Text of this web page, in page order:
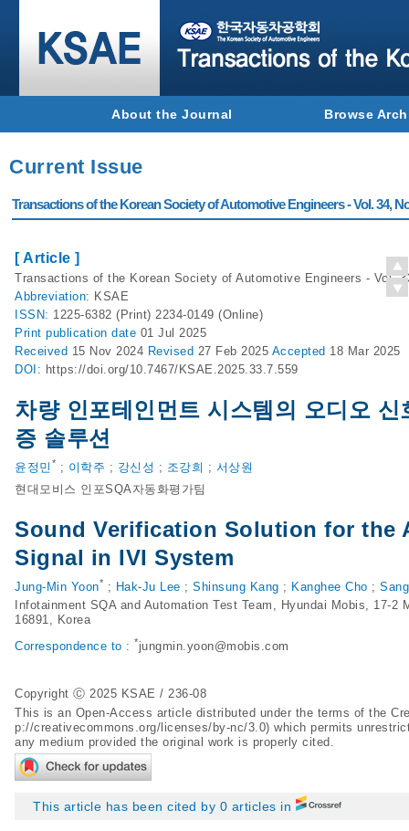
About the Journal Browse
Current Issue
Transactions of the Korean Society of Automotive Engineers - Vol. 34,
[ Article ]
Transactions of the Korean Society of Automotive Engineers - Vol.
Abbreviation: KSAE
ISSN: 1225-6382 (Print) 2234-0149 (Online)
Print publication date 01 Jul 2025
Received 15 Nov 2024 Revised 27 Feb 2025 Accepted 18 Mar 2025
DOI: https://doi.org/10.7467/KSAE.2025.33.7.559
차량 인포테인먼트 시스템의 오디오
증 솔루션
윤정민 * ; 이학주 ; 강신성 ; 조강희 ; 서상원
현대모비스 인포SQA자동화평가팀
Sound Verification Solution for the
Signal in IVI System
Jung-Min Yoon* ; Hak-Ju Lee ; Shinsung Kang ; Kanghee Cho ;
Infotainment SQA and Automation Test Team, Hyundai Mobis, 17-
16891, Korea
Correspondence to : *jungmin.yoon@mobis.com
Copyright Ⓒ 2025 KSAE / 236-08
This is an Open-Access article distributed under the terms of the
p://creativecommons.org/licenses/by-nc/3.0) which permits
any medium provided the original work is properly cited.
This article has been cited by 0 articles in